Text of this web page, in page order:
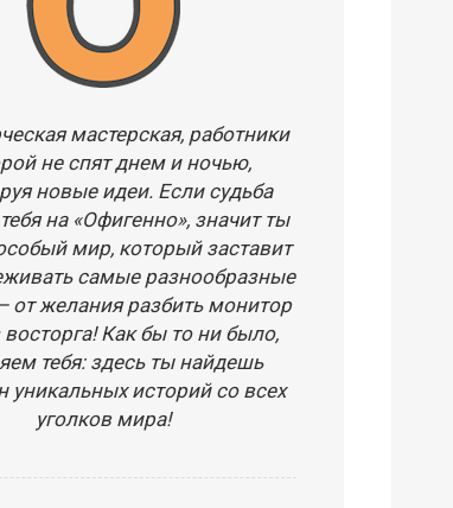
мастерская, работники
не спят днем и ночью,
новые идеи. Если судьба
на «Офигенно», значит ты
мир, который заставит
самые разнообразные
от желания разбить монитор
восторга! Как бы то ни было,
тебя: здесь ты найдешь
уникальных историй со всех
уголков мира!